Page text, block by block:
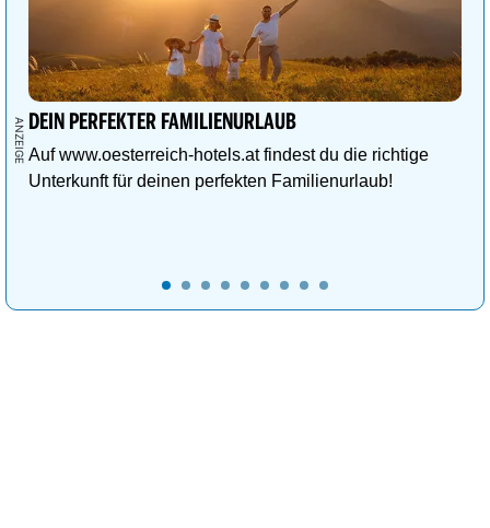
DEIN PERFEKTER FAMILIENURLAUB
Auf www.oesterreich-hotels.at findest du die richtige
Unterkunft für deinen perfekten Familienurlaub!